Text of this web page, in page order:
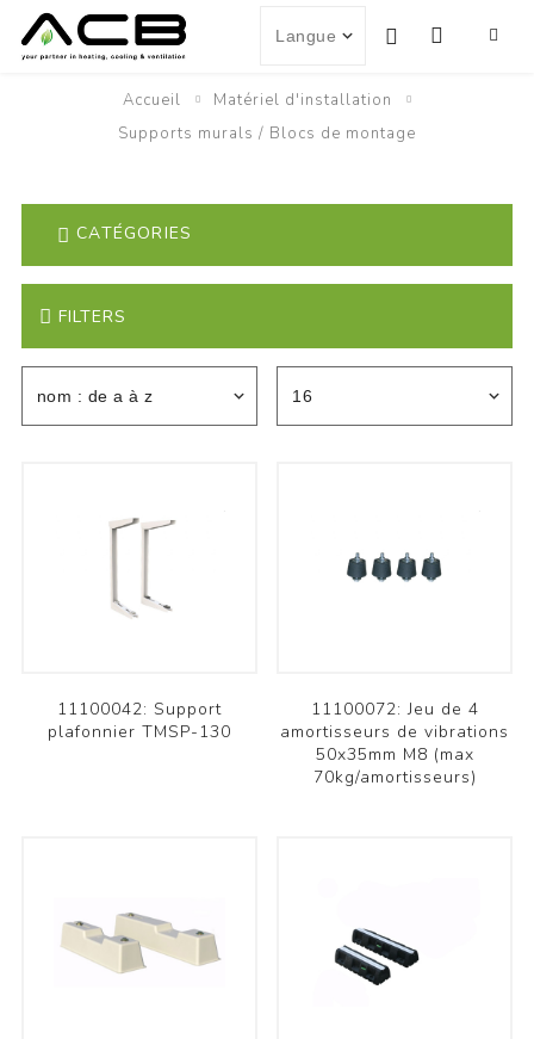
Accueil
Matériel d'installation
Supports murals / Blocs de montage
FILTERS
11100042: Support
plafonnier TMSP-130
11100072: Jeu de 4
amortisseurs de vibrations
50x35mm M8 (max
70kg/amortisseurs)
CATÉGORIES